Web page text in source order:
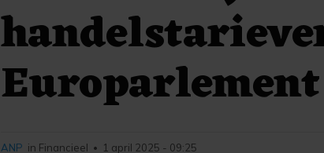
Europarlement
ANP in Financieel • 1 april 2025 - 09:25